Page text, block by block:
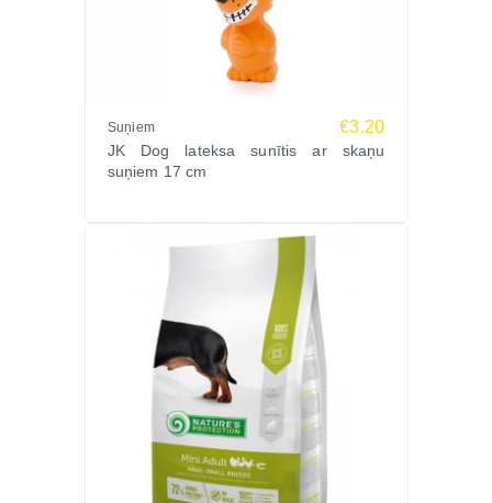
Suņiem €3.20
JK Dog lateksa sunītis ar skaņu
suņiem 17 cm